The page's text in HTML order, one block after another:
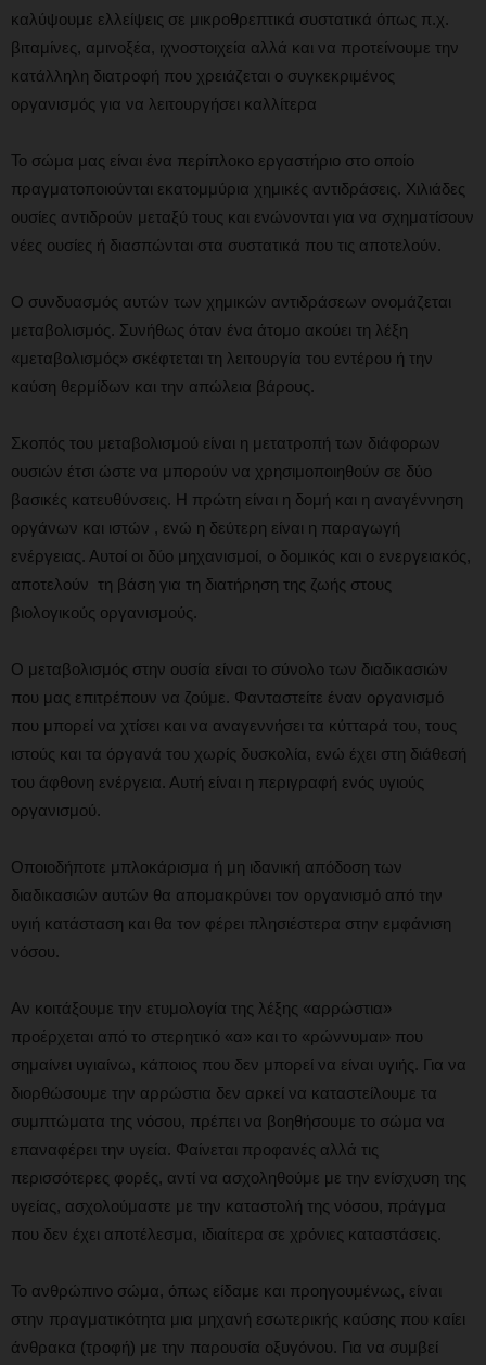
καλύψουμε ελλείψεις σε μικροθρεπτικά συστατικά όπως π.χ.
βιταμίνες, αμινοξέα, ιχνοστοιχεία αλλά και να προτείνουμε την
κατάλληλη διατροφή που χρειάζεται ο συγκεκριμένος
οργανισμός για να λειτουργήσει καλλίτερα
Το σώμα μας είναι ένα περίπλοκο εργαστήριο στο οποίο
πραγματοποιούνται εκατομμύρια χημικές αντιδράσεις. Χιλιάδες
ουσίες αντιδρούν μεταξύ τους και ενώνονται για να σχηματίσουν
νέες ουσίες ή διασπώνται στα συστατικά που τις αποτελούν.
Ο συνδυασμός αυτών των χημικών αντιδράσεων ονομάζεται
μεταβολισμός. Συνήθως όταν ένα άτομο ακούει τη λέξη
«μεταβολισμός» σκέφτεται τη λειτουργία του εντέρου ή την
καύση θερμίδων και την απώλεια βάρους.
Σκοπός του μεταβολισμού είναι η μετατροπή των διάφορων
ουσιών έτσι ώστε να μπορούν να χρησιμοποιηθούν σε δύο
βασικές κατευθύνσεις. Η πρώτη είναι η δομή και η αναγέννηση
οργάνων και ιστών , ενώ η δεύτερη είναι η παραγωγή
ενέργειας. Αυτοί οι δύο μηχανισμοί, ο δομικός και ο ενεργειακός,
αποτελούν τη βάση για τη διατήρηση της ζωής στους
βιολογικούς οργανισμούς.
Ο μεταβολισμός στην ουσία είναι το σύνολο των διαδικασιών
που μας επιτρέπουν να ζούμε. Φανταστείτε έναν οργανισμό
που μπορεί να χτίσει και να αναγεννήσει τα κύτταρά του, τους
ιστούς και τα όργανά του χωρίς δυσκολία, ενώ έχει στη διάθεσή
του άφθονη ενέργεια. Αυτή είναι η περιγραφή ενός υγιούς
οργανισμού.
Οποιοδήποτε μπλοκάρισμα ή μη ιδανική απόδοση των
διαδικασιών αυτών θα απομακρύνει τον οργανισμό από την
υγιή κατάσταση και θα τον φέρει πλησιέστερα στην εμφάνιση
νόσου.
Αν κοιτάξουμε την ετυμολογία της λέξης «αρρώστια»
προέρχεται από το στερητικό «α» και το «ρώννυμαι» που
σημαίνει υγιαίνω, κάποιος που δεν μπορεί να είναι υγιής. Για να
διορθώσουμε την αρρώστια δεν αρκεί να καταστείλουμε τα
συμπτώματα της νόσου, πρέπει να βοηθήσουμε το σώμα να
επαναφέρει την υγεία. Φαίνεται προφανές αλλά τις
περισσότερες φορές, αντί να ασχοληθούμε με την ενίσχυση της
υγείας, ασχολούμαστε με την καταστολή της νόσου, πράγμα
που δεν έχει αποτέλεσμα, ιδιαίτερα σε χρόνιες καταστάσεις.
Το ανθρώπινο σώμα, όπως είδαμε και προηγουμένως, είναι
στην πραγματικότητα μια μηχανή εσωτερικής καύσης που καίει
άνθρακα (τροφή) με την παρουσία οξυγόνου. Για να συμβεί